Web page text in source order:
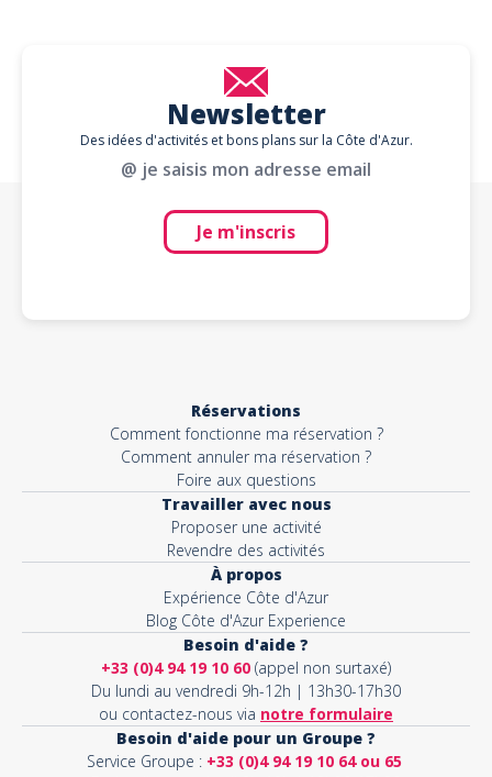
Newsletter
Des idées d'activités et bons plans sur la Côte d'Azur.
@ je saisis mon adresse email
Je m'inscris
Réservations
Comment fonctionne ma réservation ?
Comment annuler ma réservation ?
Foire aux questions
Travailler avec nous
Proposer une activité
Revendre des activités
À propos
Expérience Côte d'Azur
Blog Côte d'Azur Experience
Besoin d'aide ?
+33 (0)4 94 19 10 60 (appel non surtaxé)
Du lundi au vendredi 9h-12h | 13h30-17h30
ou contactez-nous via notre formulaire
Besoin d'aide pour un Groupe ?
Service Groupe : +33 (0)4 94 19 10 64 ou 65